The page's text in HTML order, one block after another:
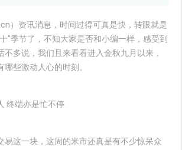
）资讯消息，时间过得可真是快，转眼就是
”季节了，不知大家是否和小编一样，感受到
不多说，我们且来看看进入金秋九月以来，
些激动人心的时刻。
端亦是忙不停
这一块，这周的米市还真是有不少惊呆众